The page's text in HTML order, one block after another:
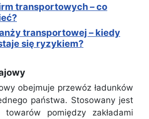
transportowych – co
transportowej – kiedy
się ryzykiem?
obejmuje przewóz ładunków
państwa. Stosowany jest
pomiędzy zakładami